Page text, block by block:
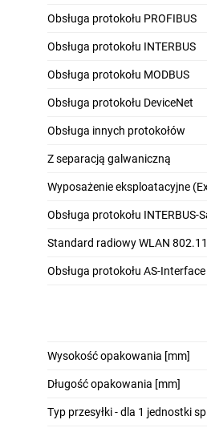
Obsługa protokołu PROFIBUS
Obsługa protokołu INTERBUS
Obsługa protokołu MODBUS
Obsługa protokołu DeviceNet
Obsługa innych protokołów
Z separacją galwaniczną
Wyposażenie eksploatacyjne
Obsługa protokołu INTERBUS-
Standard radiowy WLAN 802.11
Obsługa protokołu AS-
Wysokość opakowania [mm]
Długość opakowania [mm]
Typ przesyłki - dla 1 jednostki